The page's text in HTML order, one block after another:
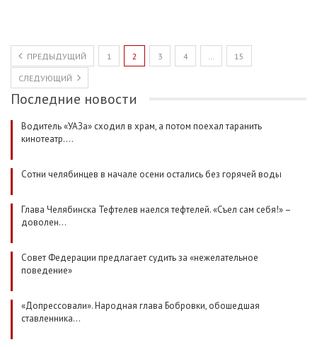
ПРЕДЫДУЩИЙ 1 2 3 4 … 15
СЛЕДУЮЩИЙ
Последние новости
Водитель «УАЗа» сходил в храм, а потом поехал таранить
кинотеатр.…
Сотни челябинцев в начале осени остались без горячей воды
Глава Челябинска Тефтелев наелся тефтелей. «Съел сам себя!» –
доволен…
Совет Федерации предлагает судить за «нежелательное
поведение»
«Допрессовали». Народная глава Бобровки, обошедшая
ставленника…